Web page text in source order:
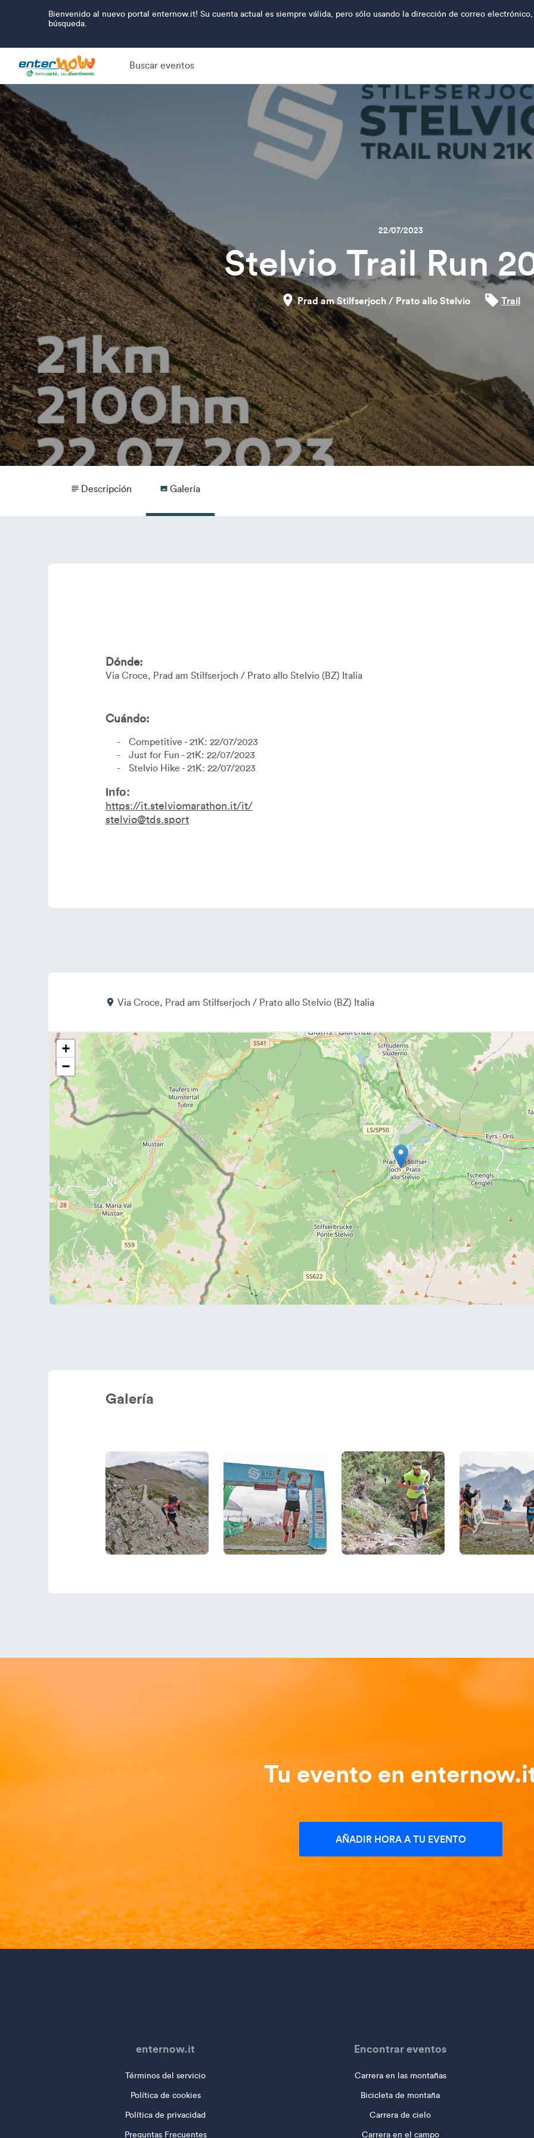
Bienvenido al nuevo portal enternow.it! Su cuenta actual es siempre válida, pero sólo usando la dirección de correo
búsqueda.
Buscar eventos
22/07/2023
Stelvio Trail Run
Prad am Stilfserjoch / Prato allo Stelvio Trail
Descripción Galería
Dónde:
Via Croce Prad am Stilfserjoch / Prato allo Stelvio BZ Italia
Cuándo:
Competitive - 21K: 22/07/2023
Just for Fun - 21K: 22/07/2023
Stelvio Hike - 21K: 22/07/2023
Info:
https://it.stelviomarathon.it/it/
stelvio@tds.sport
Via Croce Prad am Stilfserjoch / Prato allo Stelvio BZ Italia
+
−
Galería
Tu evento en
AÑADIR HORA A TU EVENTO
enternow.it
Términos del servicio
Política de cookies
Política de privacidad
Preguntas Frecuentes
Encontrar eventos
Carrera en las montañas
Bicicleta de montaña
Carrera de cielo
Carrera en el campo